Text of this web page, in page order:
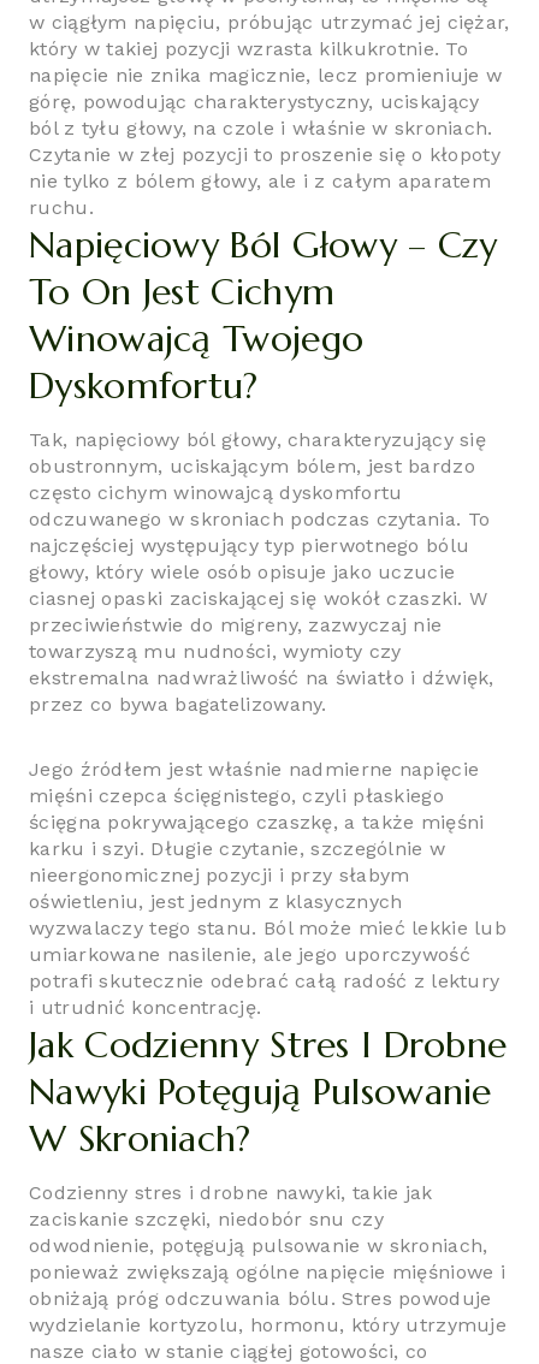
w ciągłym napięciu, próbując utrzymać jej ciężar,
który w takiej pozycji wzrasta kilkukrotnie. To
napięcie nie znika magicznie, lecz promieniuje w
górę, powodując charakterystyczny, uciskający
ból z tyłu głowy, na czole i właśnie w skroniach.
Czytanie w złej pozycji to proszenie się o kłopoty
nie tylko z bólem głowy, ale i z całym aparatem
ruchu.
Napięciowy Ból Głowy – Czy
To On Jest Cichym
Winowajcą Twojego
Dyskomfortu?
Tak, napięciowy ból głowy, charakteryzujący się
obustronnym, uciskającym bólem, jest bardzo
często cichym winowajcą dyskomfortu
odczuwanego w skroniach podczas czytania. To
najczęściej występujący typ pierwotnego bólu
głowy, który wiele osób opisuje jako uczucie
ciasnej opaski zaciskającej się wokół czaszki. W
przeciwieństwie do migreny, zazwyczaj nie
towarzyszą mu nudności, wymioty czy
ekstremalna nadwrażliwość na światło i dźwięk,
przez co bywa bagatelizowany.
Jego źródłem jest właśnie nadmierne napięcie
mięśni czepca ścięgnistego, czyli płaskiego
ścięgna pokrywającego czaszkę, a także mięśni
karku i szyi. Długie czytanie, szczególnie w
nieergonomicznej pozycji i przy słabym
oświetleniu, jest jednym z klasycznych
wyzwalaczy tego stanu. Ból może mieć lekkie lub
umiarkowane nasilenie, ale jego uporczywość
potrafi skutecznie odebrać całą radość z lektury
i utrudnić koncentrację.
Jak Codzienny Stres I Drobne
Nawyki Potęgują Pulsowanie
W Skroniach?
Codzienny stres i drobne nawyki, takie jak
zaciskanie szczęki, niedobór snu czy
odwodnienie, potęgują pulsowanie w skroniach,
ponieważ zwiększają ogólne napięcie mięśniowe i
obniżają próg odczuwania bólu. Stres powoduje
wydzielanie kortyzolu, hormonu, który utrzymuje
nasze ciało w stanie ciągłej gotowości, co